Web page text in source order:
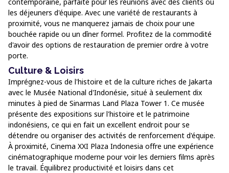
les déjeuners d'équipe. Avec une variété de restaurants à
proximité, vous ne manquerez jamais de choix pour une
bouchée rapide ou un dîner formel. Profitez de la commodité
d'avoir des options de restauration de premier ordre à votre
porte.
Culture & Loisirs
Imprégnez-vous de l'histoire et de la culture riches de Jakarta
avec le Musée National d'Indonésie, situé à seulement dix
minutes à pied de Sinarmas Land Plaza Tower 1. Ce musée
présente des expositions sur l'histoire et le patrimoine
indonésiens, ce qui en fait un excellent endroit pour se
détendre ou organiser des activités de renforcement d'équipe.
À proximité, Cinema XXI Plaza Indonesia offre une expérience
cinématographique moderne pour voir les derniers films après
le travail. Équilibrez productivité et loisirs dans cet